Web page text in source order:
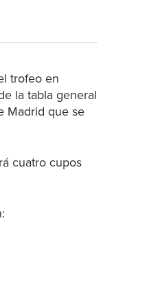
trofeo en
la tabla general
Madrid que se
cuatro cupos